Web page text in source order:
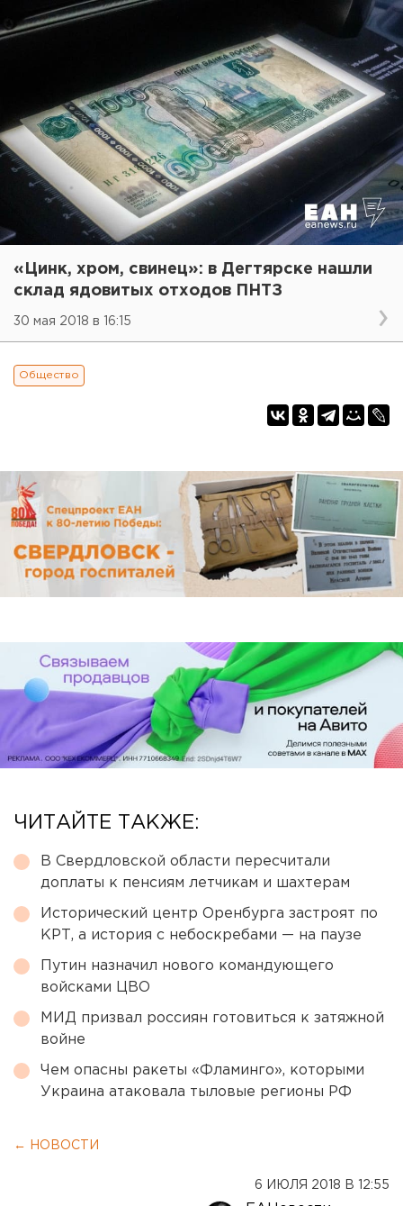
«Цинк, хром, свинец»: в Дегтярске нашли
склад ядовитых отходов ПНТЗ
30 мая 2018 в 16:15
Общество
ЧИТАЙТЕ ТАКЖЕ:
В Свердловской области пересчитали
доплаты к пенсиям летчикам и шахтерам
Исторический центр Оренбурга застроят по
КРТ, а история с небоскребами — на паузе
Путин назначил нового командующего
войсками ЦВО
МИД призвал россиян готовиться к затяжной
войне
Чем опасны ракеты «Фламинго», которыми
Украина атаковала тыловые регионы РФ
← НОВОСТИ
6 ИЮЛЯ 2018 В 12:55